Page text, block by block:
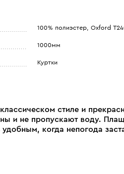
100% полиэстер, Oxford
1000мм
Куртки
стиле и
и не пропускают воду.
когда непогода